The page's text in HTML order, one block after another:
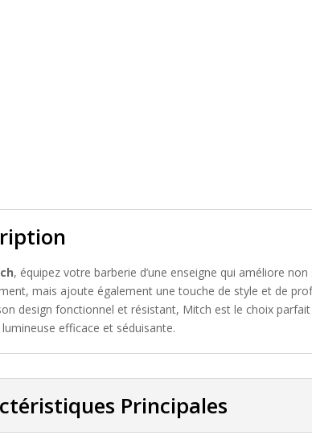
, équipez votre barberie d’une enseigne qui améliore
mais ajoute également une touche de style et de
design fonctionnel et résistant, Mitch est le choix
lumineuse efficace et séduisante.
Principales